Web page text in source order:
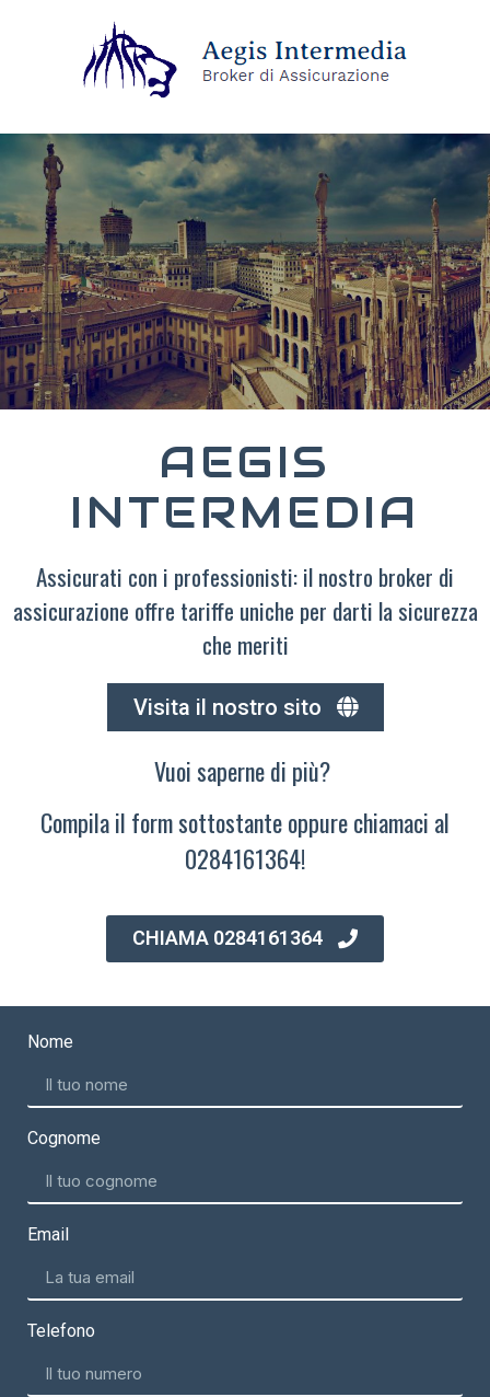
AEGIS
INTERMEDIA
Assicurati con i professionisti: il nostro broker di
assicurazione offre tariffe uniche per darti la sicurezza
che meriti
Visita il nostro sito
Vuoi saperne di più?
Compila il form sottostante oppure chiamaci al
0284161364!
CHIAMA 0284161364
Nome
Cognome
Email
Telefono